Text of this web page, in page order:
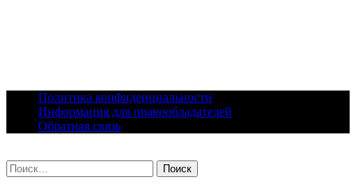
content
Политика конфиденциальности
Информация для правообладателей
Обратная связь
Найти: